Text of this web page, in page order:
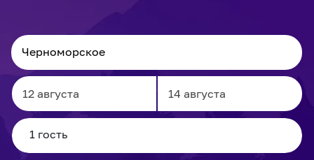
Navigate
forward
to
Navigate
to